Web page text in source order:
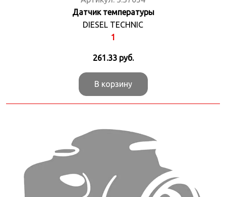
Датчик температуры
DIESEL TECHNIC
1
261.33руб.
В корзину